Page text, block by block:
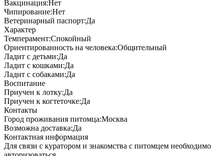
Вакцинация:Нет
Чипирование:Нет
Ветеринарный паспорт:Да
Характер
Темперамент:Спокойный
Ориентированность на человека:Общительный
Ладит с детьми:Да
Ладит с кошками:Да
Ладит с собаками:Да
Воспитание
Приучен к лотку:Да
Приучен к когтеточке:Да
Контакты
Город проживания питомца:Москва
Возможна доставка:Да
Контактная информация
Для связи с куратором и знакомства с питомцем необходимо